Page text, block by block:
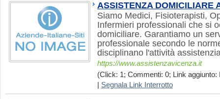
ASSISTENZA DOMICILIARE
Siamo Medici, Fisioterapisti,
Infermieri professionali che si
domiciliare. Garantiamo un
professionale secondo le
disciplinano l'attività
https://www.assistenzavicenza.it
(Click: 1; Commenti: 0; Link aggiunto:
Segnala Link Interrotto